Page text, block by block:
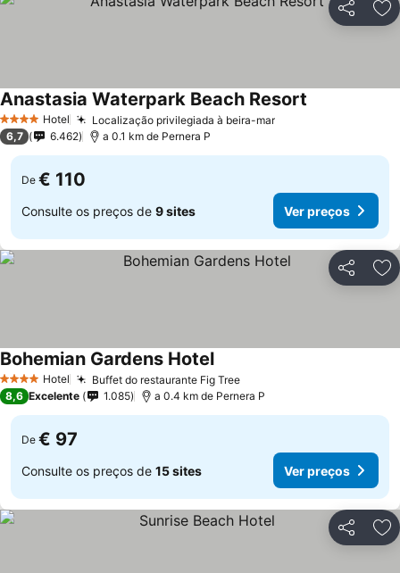
Partilhar
4 EstrelasHotel Localização privilegiada à beira-mar
Anastasia Waterpark Beach Resort
6,7 6.462 a 0.1 km de Pernera P
De € 110
Consulte os preços de 9 sites Ver preços
Partilhar
4 EstrelasHotel Buffet do restaurante Fig Tree
Bohemian Gardens Hotel
8,6 Excelente 1.085 a 0.4 km de Pernera P
De € 97
Consulte os preços de 15 sites Ver preços
Partilhar